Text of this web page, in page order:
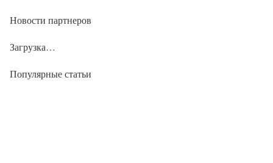
Новости партнеров
Загрузка…
Популярные статьи